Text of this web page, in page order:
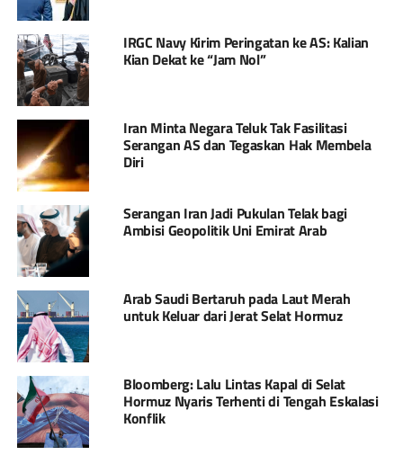
IRGC Navy Kirim Peringatan ke AS: Kalian
Kian Dekat ke “Jam Nol”
Iran Minta Negara Teluk Tak Fasilitasi
Serangan AS dan Tegaskan Hak Membela
Diri
Serangan Iran Jadi Pukulan Telak bagi
Ambisi Geopolitik Uni Emirat Arab
Arab Saudi Bertaruh pada Laut Merah
untuk Keluar dari Jerat Selat Hormuz
Bloomberg: Lalu Lintas Kapal di Selat
Hormuz Nyaris Terhenti di Tengah Eskalasi
Konflik